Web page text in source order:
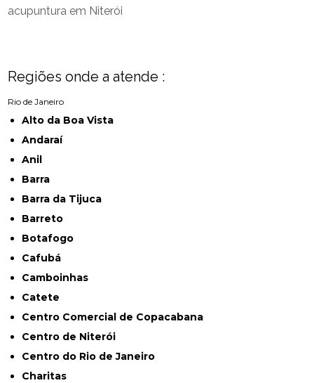
acupuntura em Niterói
Regiões onde a atende :
Rio de Janeiro
Alto da Boa Vista
Andaraí
Anil
Barra
Barra da Tijuca
Barreto
Botafogo
Cafubá
Camboinhas
Catete
Centro Comercial de Copacabana
Centro de Niterói
Centro do Rio de Janeiro
Charitas